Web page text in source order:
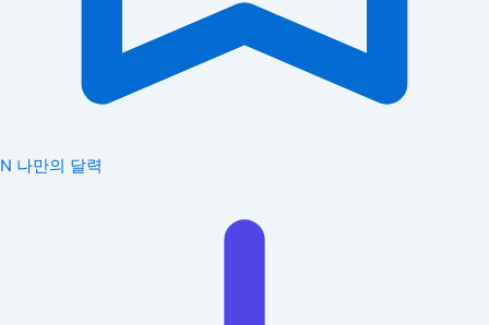
N 나만의 달력